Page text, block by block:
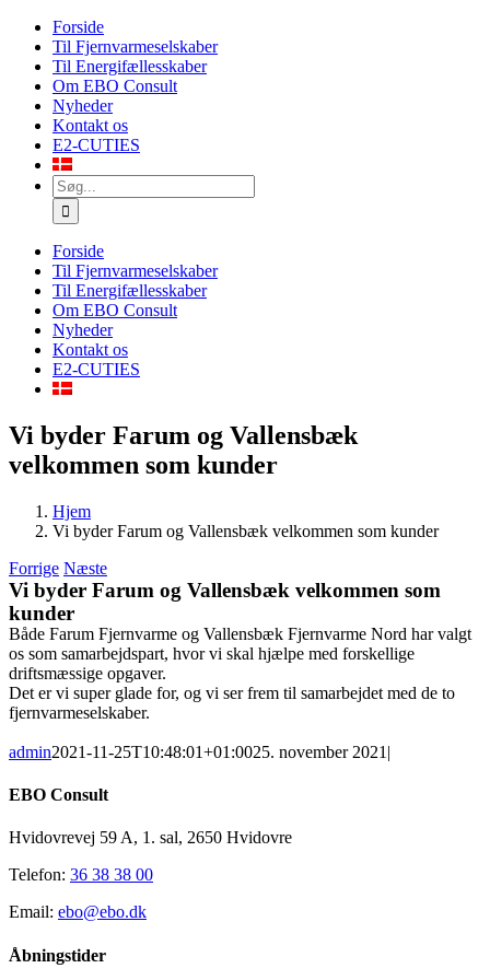
Skip
content
Forside
Til Fjernvarmeselskaber
Til Energifællesskaber
Om EBO Consult
Nyheder
Kontakt os
E2-CUTIES
Søg
efter:
Forside
Til Fjernvarmeselskaber
Til Energifællesskaber
Om EBO Consult
Nyheder
Kontakt os
E2-CUTIES
Vi byder Farum og Vallensbæk
velkommen som kunder
Hjem
Vi byder Farum og Vallensbæk velkommen som kunder
Forrige Næste
Vi byder Farum og Vallensbæk velkommen som
kunder
Både Farum Fjernvarme og Vallensbæk Fjernvarme Nord har valgt
os som samarbejdspart, hvor vi skal hjælpe med forskellige
driftsmæssige opgaver.
Det er vi super glade for, og vi ser frem til samarbejdet med de to
fjernvarmeselskaber.
admin2021-11-25T10:48:01+01:0025. november 2021 |
EBO Consult
Hvidovrevej 59 A, 1. sal, 2650 Hvidovre
Telefon: 36 38 38 00
Email: ebo@ebo.dk
Åbningstider